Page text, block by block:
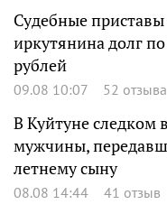
Судебные
иркутянина долг
рублей
09.08 10:07 52 отзыва
В Куйтуне следком
мужчины,
летнему сыну
08.08 14:44 41 отзыв